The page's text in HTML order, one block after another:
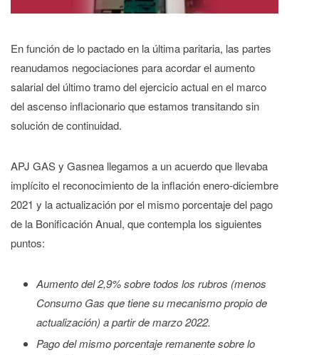
En función de lo pactado en la última paritaria, las partes
reanudamos negociaciones para acordar el aumento
salarial del último tramo del ejercicio actual en el marco
del ascenso inflacionario que estamos transitando sin
solución de continuidad.
APJ GAS y Gasnea llegamos a un acuerdo que llevaba
implícito el reconocimiento de la inflación enero-diciembre
2021 y la actualización por el mismo porcentaje del pago
de la Bonificación Anual, que contempla los siguientes
puntos:
Aumento del 2,9% sobre todos los rubros (menos
Consumo Gas que tiene su mecanismo propio de
actualización) a partir de marzo 2022.
Pago del mismo porcentaje remanente sobre lo